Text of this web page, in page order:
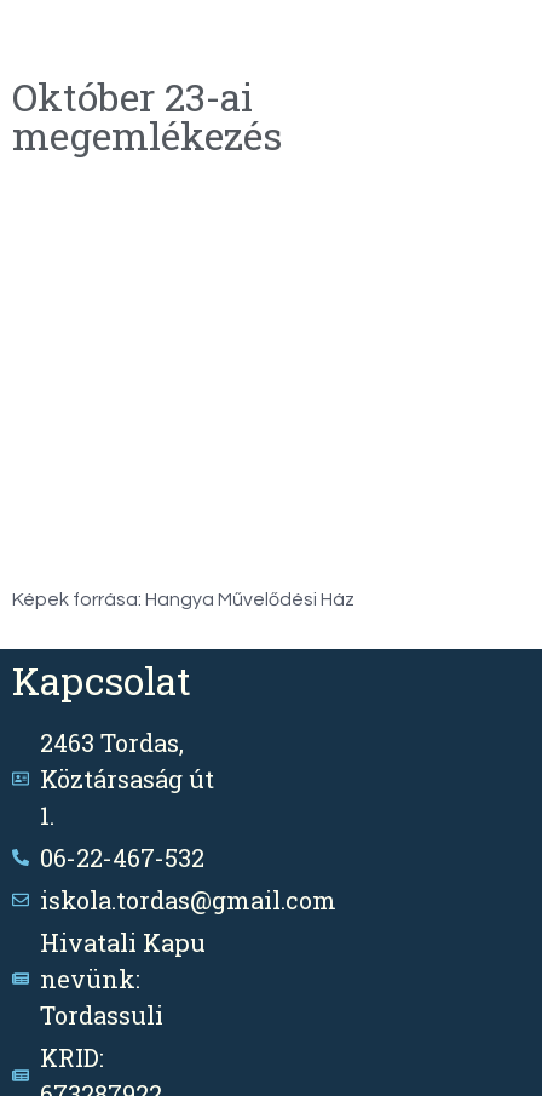
Október 23-ai
megemlékezés
Képek forrása: Hangya Művelődési Ház
Kapcsolat
2463 Tordas,
Köztársaság út
1.
06-22-467-532
iskola.tordas@gmail.com
Hivatali Kapu
nevünk:
Tordassuli
KRID: